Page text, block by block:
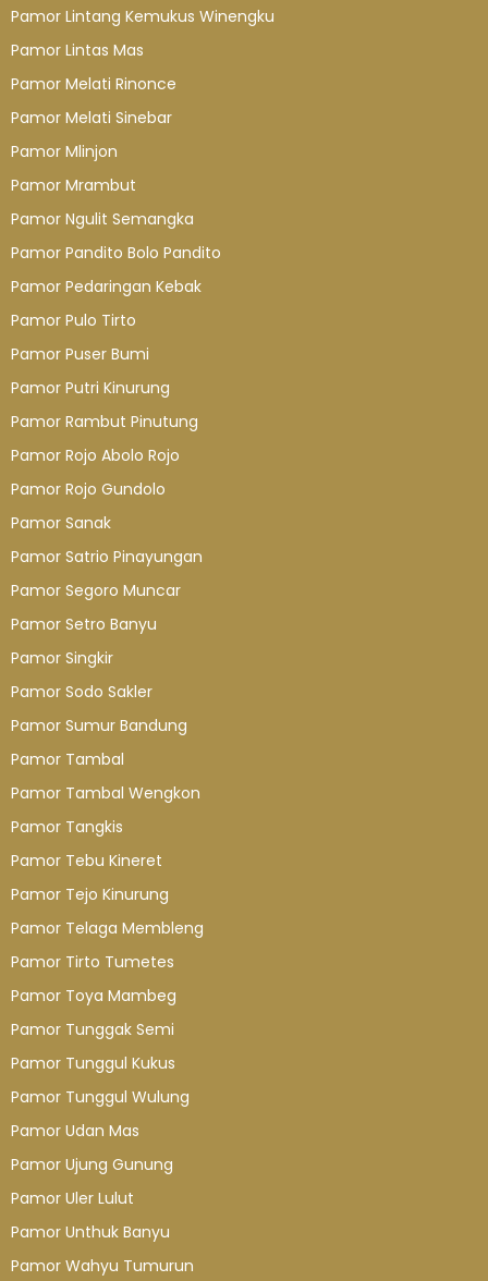
Pamor Lintang Kemukus Winengku
Pamor Lintas Mas
Pamor Melati Rinonce
Pamor Melati Sinebar
Pamor Mlinjon
Pamor Mrambut
Pamor Ngulit Semangka
Pamor Pandito Bolo Pandito
Pamor Pedaringan Kebak
Pamor Pulo Tirto
Pamor Puser Bumi
Pamor Putri Kinurung
Pamor Rambut Pinutung
Pamor Rojo Abolo Rojo
Pamor Rojo Gundolo
Pamor Sanak
Pamor Satrio Pinayungan
Pamor Segoro Muncar
Pamor Setro Banyu
Pamor Singkir
Pamor Sodo Sakler
Pamor Sumur Bandung
Pamor Tambal
Pamor Tambal Wengkon
Pamor Tangkis
Pamor Tebu Kineret
Pamor Tejo Kinurung
Pamor Telaga Membleng
Pamor Tirto Tumetes
Pamor Toya Mambeg
Pamor Tunggak Semi
Pamor Tunggul Kukus
Pamor Tunggul Wulung
Pamor Udan Mas
Pamor Ujung Gunung
Pamor Uler Lulut
Pamor Unthuk Banyu
Pamor Wahyu Tumurun